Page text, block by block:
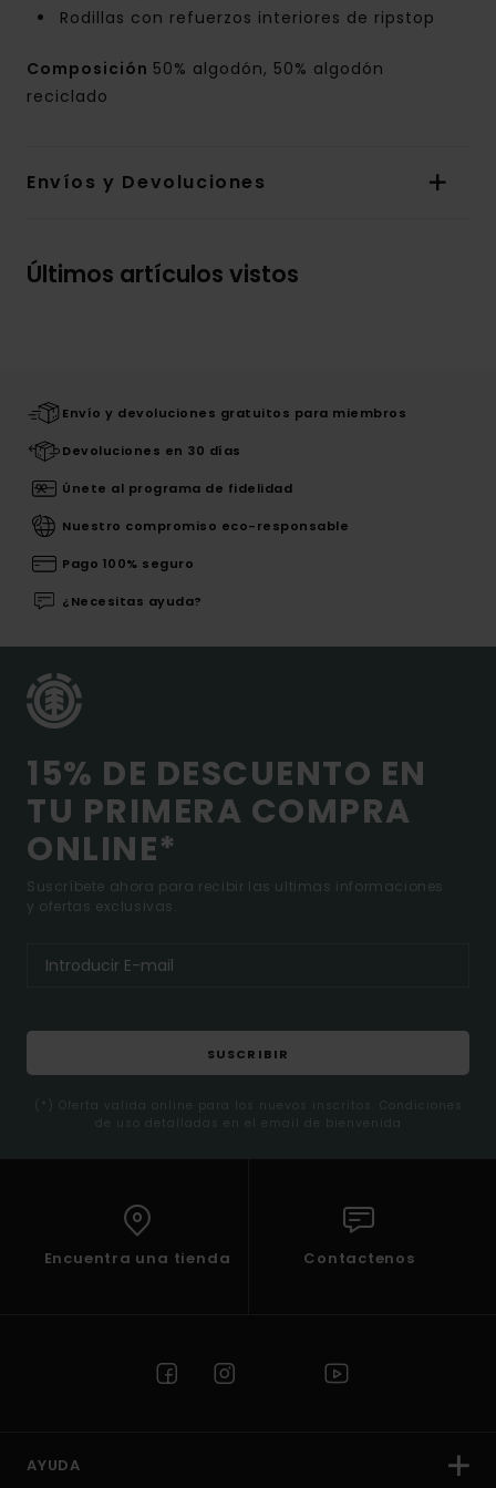
Rodillas con refuerzos interiores de ripstop
Composición 50% algodón, 50% algodón
reciclado
Envíos y Devoluciones
Últimos artículos vistos
Envío y devoluciones gratuitos para miembros
Devoluciones en 30 días
Únete al programa de fidelidad
Nuestro compromiso eco-responsable
Pago 100% seguro
¿Necesitas ayuda?
15% DE DESCUENTO EN
TU PRIMERA COMPRA
ONLINE*
Suscríbete ahora para recibir las ultimas informaciones
y ofertas exclusivas.
SUSCRIBIR
(*) Oferta valida online para los nuevos inscritos. Condiciones
de uso detalladas en el email de bienvenida
Encuentra una tienda Contactenos
AYUDA